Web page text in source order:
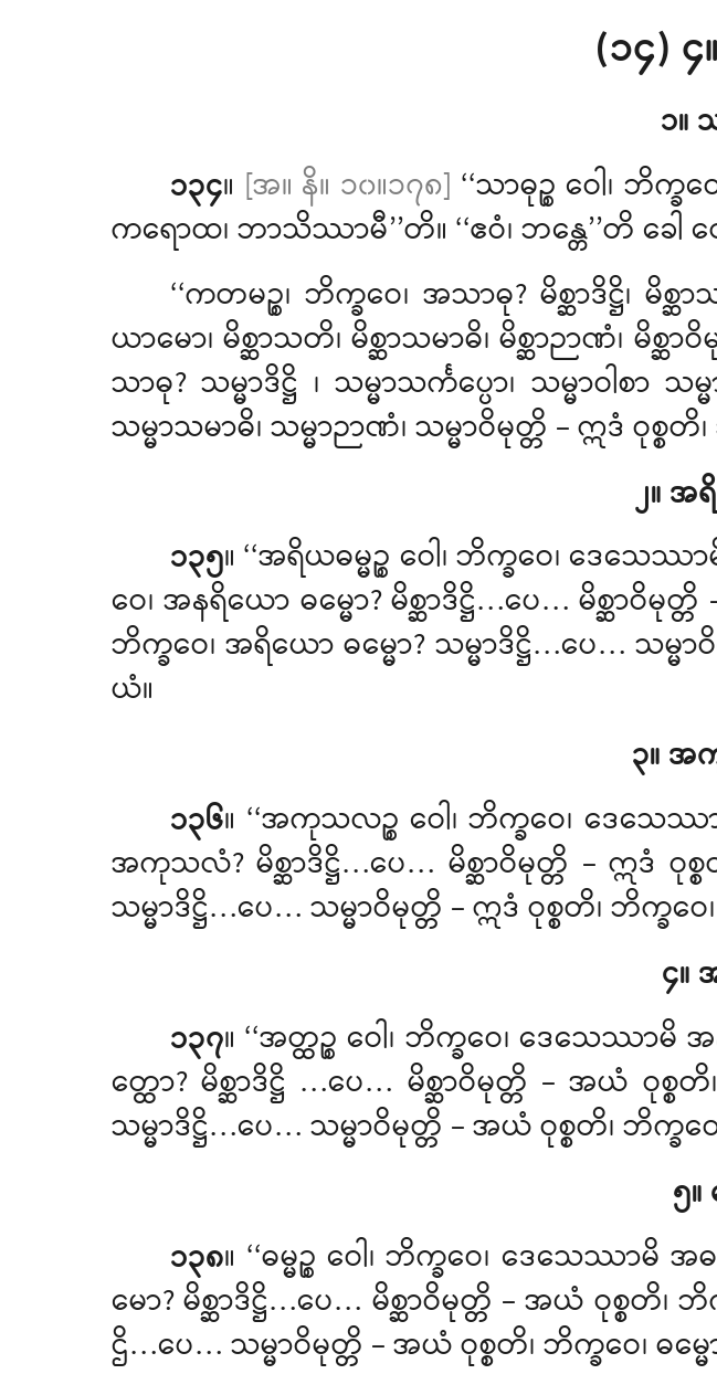
(၁၄) ၄
၁။
၁၃၄။ [အ။ နိ။ ၁၀။၁၇၈] ‘‘သာဓုဉ္စဝေါ၊ ဘိက္
ကရောထ၊ ဘာသိဿာမီ’’တိ။ ‘‘ဧဝံ၊ ဘန္တေ’’တိ ခ
‘‘ကတမဉ္စ၊ ဘိက္ခဝေ၊ အသာဓု? မိစ္ဆာဒိဋ္ဌိ၊ မိစ္ဆာသင်္
ယာမော၊ မိစ္ဆာသတိ၊ မိစ္ဆာသမာဓိ၊ မိစ္ဆာဉာဏံ၊ မိစ္
သာဓု? သမ္မာဒိဋ္ဌိ ၊ သမ္မာသင်္ကပ္ပော၊ သမ္မာဝါစာ သ
သမ္မာသမာဓိ၊ သမ္မာဉာဏံ၊ သမ္မာဝိမုတ္တိ – ဣဒံ ဝုစ္စတိ
၂။ အ
၁၃၅။ ‘‘အရိယဓမ္မဉ္စ ဝေါ၊ ဘိက္ခဝေ၊ ဒေ
ဝေ၊ အနရိယော ဓမ္မော? မိစ္ဆာဒိဋ္ဌိ…ပေ… မိစ္ဆာဝိ
ဘိက္ခဝေ၊ အရိယော ဓမ္မော? သမ္မာဒိဋ္ဌိ…ပေ… သမ္မ
ယံ။
၃။
၁၃၆။ ‘‘အကုသလဉ္စ ဝေါ၊ ဘိက္ခဝေ၊ ဒေ
အကုသလံ? မိစ္ဆာဒိဋ္ဌိ…ပေ… မိစ္ဆာဝိမုတ္တိ – ဣဒံ ဝုစ္
သမ္မာဒိဋ္ဌိ…ပေ… သမ္မာဝိမုတ္တိ – ဣဒံ ဝုစ္စတိ၊ ဘိက္ခ
၄။
၁၃၇။ ‘‘အတ္ထဉ္စ ဝေါ၊ ဘိက္ခဝေ၊ ဒေသေဿ
တ္ထော? မိစ္ဆာဒိဋ္ဌိ …ပေ… မိစ္ဆာဝိမုတ္တိ – အယံ ဝုစ္စတိ
သမ္မာဒိဋ္ဌိ…ပေ… သမ္မာဝိမုတ္တိ – အယံ ဝုစ္စတိ၊ ဘိက္ခဝ
၅။
၁၃၈။ ‘‘ဓမ္မဉ္စဝေါ၊ ဘိက္ခဝေ၊ ဒေသေဿာမိ
မော? မိစ္ဆာဒိဋ္ဌိ…ပေ… မိစ္ဆာဝိမုတ္တိ – အယံ ဝုစ္စတိ၊
ဌိ…ပေ… သမ္မာဝိမုတ္တိ – အယံ ဝုစ္စတိ၊ ဘိက္ခဝေ၊ ဓမ္မော